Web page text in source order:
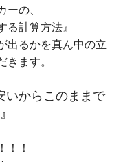
ーの、
る計算方法』
出るかを真ん中の立
きます。
いからこのままで
！！